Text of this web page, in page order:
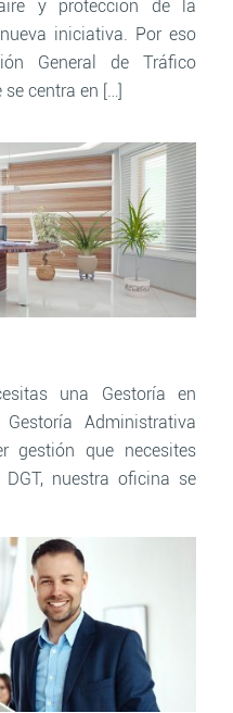
y protección de la
iniciativa. Por eso
General de Tráfico
centra en […]
una Gestoría en
Administrativa
gestión que necesites
nuestra oficina se